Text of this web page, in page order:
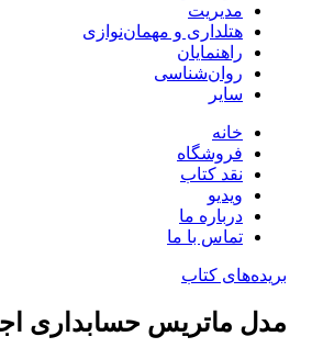
مدیریت
هتلداری و مهمان‌نوازی
راهنمایان
روان‌شناسی
سایر
خانه
فروشگاه
نقد کتاب
ویدیو
درباره‌ ما
تماس با ما
بریده‌های کتاب
مدل ماتریس حسابداری